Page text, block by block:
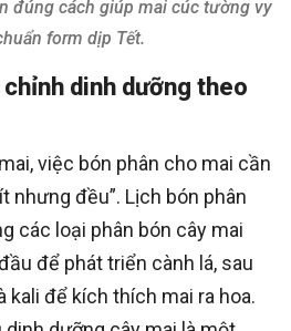
đúng cách giúp mai cúc tường vy
form dịp Tết.
dinh dưỡng theo
việc bón phân cho mai cần
nhưng đều”. Lịch bón phân
các loại phân bón cây mai
để phát triển cành lá, sau
kali để kích thích mai ra hoa.